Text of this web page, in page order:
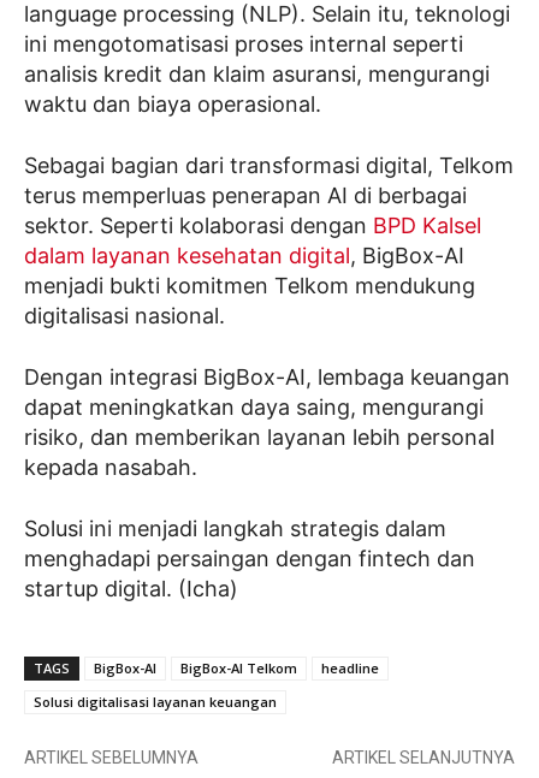
language processing (NLP). Selain itu, teknologi
ini mengotomatisasi proses internal seperti
analisis kredit dan klaim asuransi, mengurangi
waktu dan biaya operasional.
Sebagai bagian dari transformasi digital, Telkom
terus memperluas penerapan AI di berbagai
sektor. Seperti kolaborasi dengan BPD Kalsel
dalam layanan kesehatan digital, BigBox-AI
menjadi bukti komitmen Telkom mendukung
digitalisasi nasional.
Dengan integrasi BigBox-AI, lembaga keuangan
dapat meningkatkan daya saing, mengurangi
risiko, dan memberikan layanan lebih personal
kepada nasabah.
Solusi ini menjadi langkah strategis dalam
menghadapi persaingan dengan fintech dan
startup digital. (Icha)
TAGS BigBox-AI BigBox-AI Telkom
headline
Solusi digitalisasi layanan keuangan
ARTIKEL SEBELUMNYA ARTIKEL SELANJUTNYA